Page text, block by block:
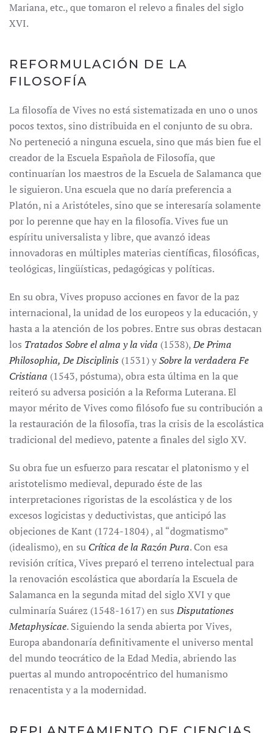
Mariana, etc., que tomaron el relevo a finales del siglo
XVI.
REFORMULACIÓN DE LA
FILOSOFÍA
La filosofía de Vives no está sistematizada en uno o unos
pocos textos, sino distribuida en el conjunto de su obra.
No perteneció a ninguna escuela, sino que más bien fue el
creador de la Escuela Española de Filosofía, que
continuarían los maestros de la Escuela de Salamanca que
le siguieron. Una escuela que no daría preferencia a
Platón, ni a Aristóteles, sino que se interesaría solamente
por lo perenne que hay en la filosofía. Vives fue un
espíritu universalista y libre, que avanzó ideas
innovadoras en múltiples materias científicas, filosóficas,
teológicas, lingüísticas, pedagógicas y políticas.
En su obra, Vives propuso acciones en favor de la paz
internacional, la unidad de los europeos y la educación, y
hasta a la atención de los pobres. Entre sus obras destacan
los Tratados Sobre el alma y la vida (1538),De Prima
Philosophia, De Disciplinis (1531) ySobre la verdadera Fe
Cristiana (1543, póstuma), obra esta última en la que
reiteró su adversa posición a la Reforma Luterana. El
mayor mérito de Vives como filósofo fue su contribución a
la restauración de la filosofía, tras la crisis de la escolástica
tradicional del medievo, patente a finales del siglo XV.
Su obra fue un esfuerzo para rescatar el platonismo y el
aristotelismo medieval, depurado éste de las
interpretaciones rigoristas de la escolástica y de los
excesos logicistas y deductivistas, que anticipó las
objeciones de Kant (1724-1804) , al “dogmatismo”
(idealismo), en su Crítica de la Razón Pura. Con esa
revisión crítica, Vives preparó el terreno intelectual para
la renovación escolástica que abordaría la Escuela de
Salamanca en la segunda mitad del siglo XVI y que
culminaría Suárez (1548-1617) en susDisputationes
Metaphysicae. Siguiendo la senda abierta por Vives,
Europa abandonaría definitivamente el universo mental
del mundo teocrático de la Edad Media, abriendo las
puertas al mundo antropocéntrico del humanismo
renacentista y a la modernidad.